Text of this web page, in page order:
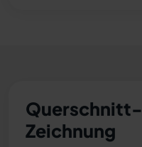
Querschnitt-
Zeichnung